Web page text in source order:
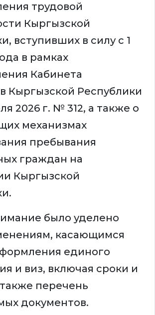
трудовой
Кыргызской
вступивших в силу с 1
в рамках
Кабинета
Кыргызской Республики
2026 г. № 312, а также о
механизмах
пребывания
граждан на
Кыргызской
было уделено
касающимся
единого
и виз, включая сроки и
перечень
документов.